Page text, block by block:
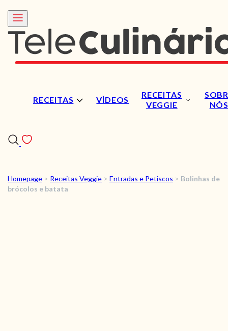
RECEITAS VÍDEOS
RECEITAS
VEGGIE
NÓS
RECEITAS
Homepage > Receitas Veggie > Entradas e Petiscos > Bolinhas de
brócolos e batata